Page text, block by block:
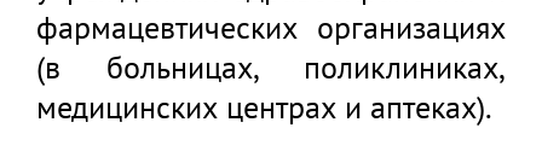
фармацевтических организациях
(в больницах, поликлиниках,
медицинских центрах и аптеках).